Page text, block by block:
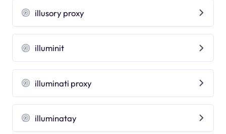
illusory proxy
illuminit
illuminati proxy
illuminatay